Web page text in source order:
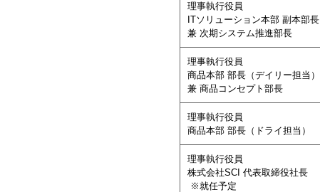
理事執行役員
ITソリューション本部 副本部長
兼 次期システム推進部長
理事執行役員
商品本部 部長（デイリー担当）
兼 商品コンセプト部長
理事執行役員
商品本部 部長（ドライ担当）
理事執行役員
株式会社SCI 代表取締役社長
※就任予定